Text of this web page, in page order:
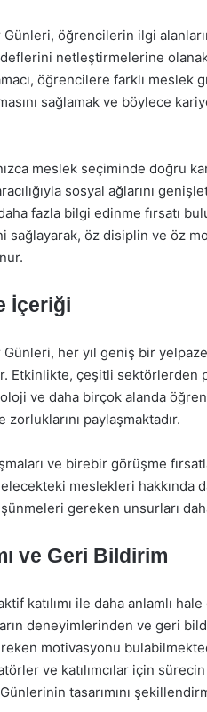
Günleri, öğrencilerin ilgi
netleştirmelerine
öğrencilere farklı meslek
sağlamak ve böylece
meslek seçiminde doğru
sosyal ağlarını
fazla bilgi edinme fırsatı
sağlayarak, öz disiplin ve öz
İçeriği
her yıl geniş bir
Etkinlikte, çeşitli sektörlerden
ve daha birçok alanda
paylaşmaktadır.
ve birebir görüşme
meslekleri hakkında
gereken unsurları
ve Geri Bildirim
katılımı ile daha anlamlı
deneyimlerinden ve geri
motivasyonu
ve katılımcılar için
tasarımını